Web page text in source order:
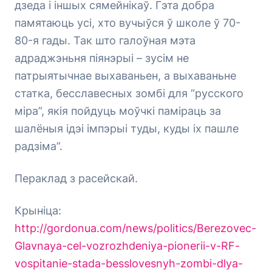
дзеда і іншых сямейнікаў. Гэта добра
памятаюць усі, хто вучыўся ў школе ў 70-
80-я гады. Так што галоўная мэта
адраджэньня піянэрыі – зусім не
патрыятычнае выхаваньен, а выхаваньне
статка, бесславесных зомбі для “русского
міра”, якія пойдуць моўчкі паміраць за
шалёныя ідэі імпэрыі туды, куды іх пашле
радзіма”.
Пераклад з расейскай.
Крыніца:
http://gordonua.com/news/politics/Berezovec-
Glavnaya-cel-vozrozhdeniya-pionerii-v-RF-
vospitanie-stada-besslovesnyh-zombi-dlya-